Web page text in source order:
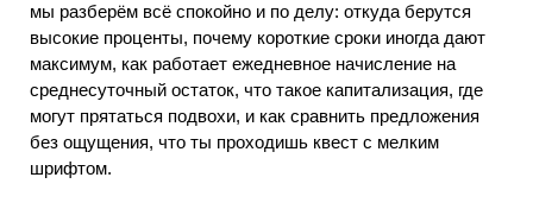
мы разберём всё спокойно и по делу: откуда берутся
высокие проценты, почему короткие сроки иногда дают
максимум, как работает ежедневное начисление на
среднесуточный остаток, что такое капитализация, где
могут прятаться подвохи, и как сравнить предложения
без ощущения, что ты проходишь квест с мелким
шрифтом.